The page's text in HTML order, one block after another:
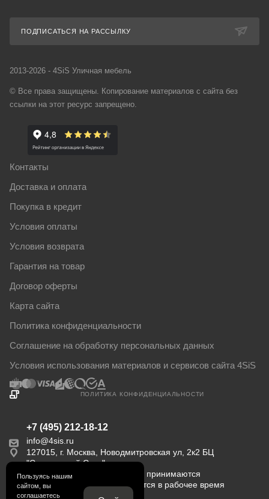
ПОДПИСАТЬСЯ НА РАССЫЛКУ
2013-2026 - 4SiS Уличная мебель
© Все права защищены. Копирование материалов с сайта без
ссылки на этот ресурс запрещено.
Контакты
Доставка и оплата
Покупка в кредит
Условия оплаты
Условия возврата
Гарантия на товар
Договор оферты
Карта сайта
Политика конфиденциальности
Соглашение на обработку персональных данных
Условия использования материалов и сервисов сайта 4SiS
ПОЛИТИКА КОНФИДЕНЦИАЛЬНОСТИ
+7 (495) 212-18-12
info@4sis.ru
127015, г. Москва, Новодмитровская ул, 2к2 БЦ
"Савеловский Сити".
Пн-Пт с 9:00 до 18:00. Заказы принимаются
круглосуточно. Обрабатываются в рабочее время
Пользуясь нашим
сайтом, вы
соглашаетесь